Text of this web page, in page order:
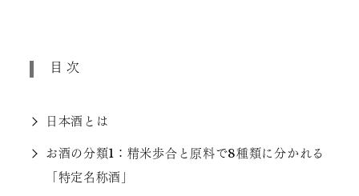
目次
日本酒とは
お酒の分類1：精米歩合と原料で8種類に分かれる
「特定名称酒」